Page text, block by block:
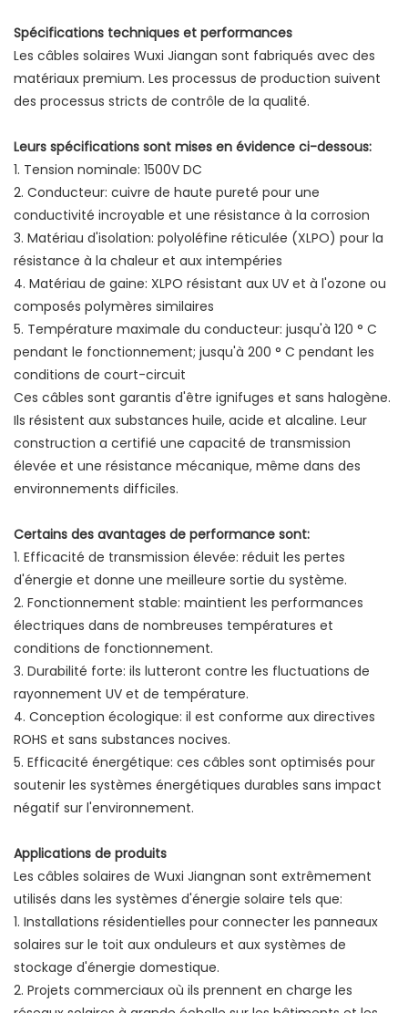
Spécifications techniques et performances
Les câbles solaires Wuxi Jiangan sont fabriqués avec des
matériaux premium. Les processus de production suivent
des processus stricts de contrôle de la qualité.
Leurs spécifications sont mises en évidence ci-dessous:
1. Tension nominale: 1500V DC
2. Conducteur: cuivre de haute pureté pour une
conductivité incroyable et une résistance à la corrosion
3. Matériau d'isolation: polyoléfine réticulée (XLPO) pour la
résistance à la chaleur et aux intempéries
4. Matériau de gaine: XLPO résistant aux UV et à l'ozone ou
composés polymères similaires
5. Température maximale du conducteur: jusqu'à 120 ° C
pendant le fonctionnement; jusqu'à 200 ° C pendant les
conditions de court-circuit
Ces câbles sont garantis d'être ignifuges et sans halogène.
Ils résistent aux substances huile, acide et alcaline. Leur
construction a certifié une capacité de transmission
élevée et une résistance mécanique, même dans des
environnements difficiles.
Certains des avantages de performance sont:
1. Efficacité de transmission élevée: réduit les pertes
d'énergie et donne une meilleure sortie du système.
2. Fonctionnement stable: maintient les performances
électriques dans de nombreuses températures et
conditions de fonctionnement.
3. Durabilité forte: ils lutteront contre les fluctuations de
rayonnement UV et de température.
4. Conception écologique: il est conforme aux directives
ROHS et sans substances nocives.
5. Efficacité énergétique: ces câbles sont optimisés pour
soutenir les systèmes énergétiques durables sans impact
négatif sur l'environnement.
Applications de produits
Les câbles solaires de Wuxi Jiangnan sont extrêmement
utilisés dans les systèmes d'énergie solaire tels que:
1. Installations résidentielles pour connecter les panneaux
solaires sur le toit aux onduleurs et aux systèmes de
stockage d'énergie domestique.
2. Projets commerciaux où ils prennent en charge les